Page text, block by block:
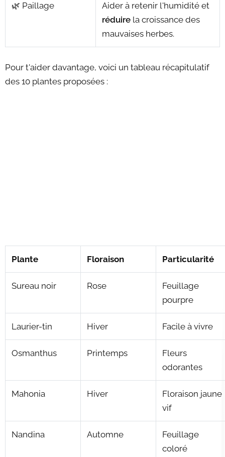
🌿 Paillage
Aider à retenir l'humidité et
réduire la croissance des
mauvaises herbes.
Pour t'aider davantage, voici un tableau récapitulatif
des 10 plantes proposées :
Plante Floraison Particularité
Sureau noir Rose
Feuillage
pourpre
Laurier-tin Hiver Facile à vivre
Osmanthus Printemps
Fleurs
odorantes
Mahonia Hiver
Floraison jaune
vif
Nandina Automne
Feuillage
coloré